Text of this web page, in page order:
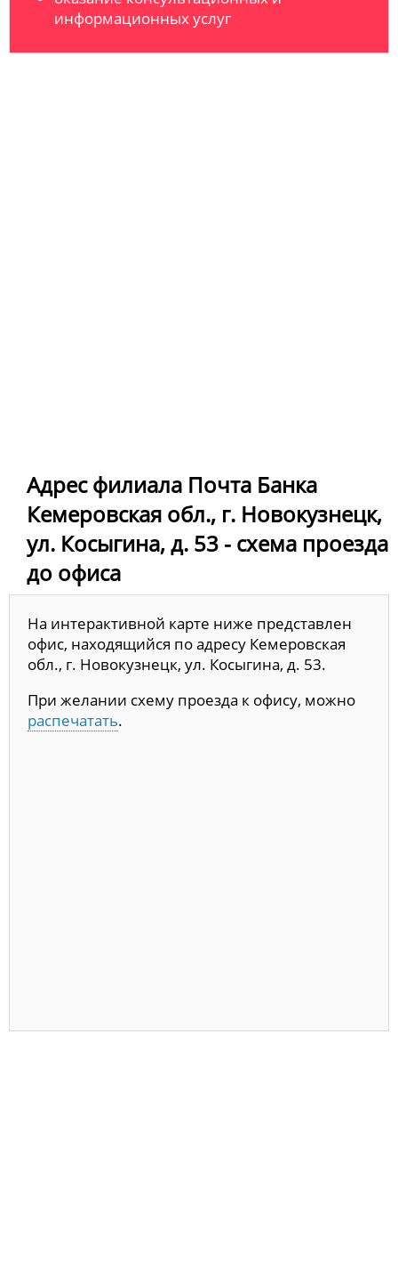
информационных услуг
Адрес филиала Почта Банка
Кемеровская обл., г. Новокузнецк,
ул. Косыгина, д. 53 - схема проезда
до офиса
На интерактивной карте ниже представлен
офис, находящийся по адресу Кемеровская
обл., г. Новокузнецк, ул. Косыгина, д. 53.
При желании схему проезда к офису, можно
распечатать.